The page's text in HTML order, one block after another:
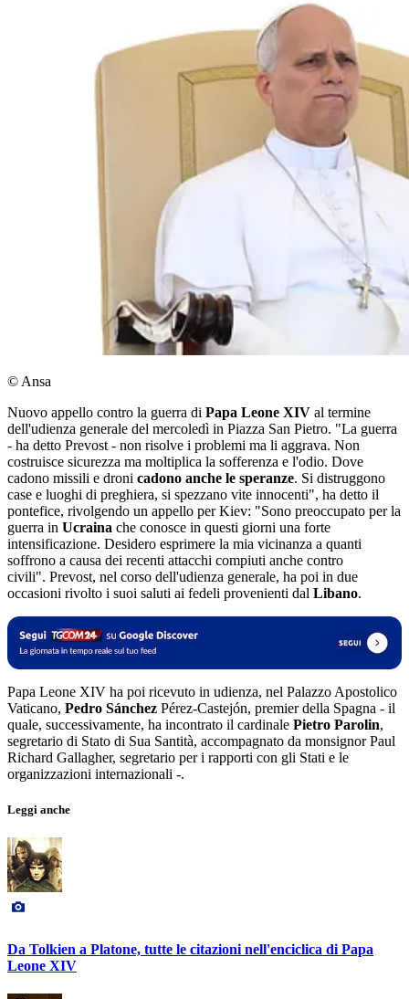
© Ansa
Nuovo appello contro la guerra di Papa Leone XIV al termine
dell'udienza generale del mercoledì in Piazza San Pietro. "La guerra
- ha detto Prevost - non risolve i problemi ma li aggrava. Non
costruisce sicurezza ma moltiplica la sofferenza e l'odio. Dove
cadono missili e droni cadono anche le speranze. Si distruggono
case e luoghi di preghiera, si spezzano vite innocenti", ha detto il
pontefice, rivolgendo un appello per Kiev: "Sono preoccupato per la
guerra in Ucraina che conosce in questi giorni una forte
intensificazione. Desidero esprimere la mia vicinanza a quanti
soffrono a causa dei recenti attacchi compiuti anche contro
civili". Prevost, nel corso dell'udienza generale, ha poi in due
occasioni rivolto i suoi saluti ai fedeli provenienti dal Libano.
Papa Leone XIV ha poi ricevuto in udienza, nel Palazzo Apostolico
Vaticano, Pedro Sánchez Pérez-Castejón, premier della Spagna - il
quale, successivamente, ha incontrato il cardinale Pietro Parolin,
segretario di Stato di Sua Santità, accompagnato da monsignor Paul
Richard Gallagher, segretario per i rapporti con gli Stati e le
organizzazioni internazionali -.
Leggi anche
Da Tolkien a Platone, tutte le citazioni nell'enciclica di Papa
Leone XIV